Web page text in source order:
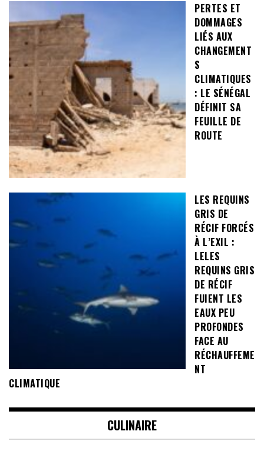
PERTES ET
DOMMAGES
LIÉS AUX
CHANGEMENT
S
CLIMATIQUES
: LE SÉNÉGAL
DÉFINIT SA
FEUILLE DE
ROUTE
LES REQUINS
GRIS DE
RÉCIF FORCÉS
À L’EXIL :
LELES
REQUINS GRIS
DE RÉCIF
FUIENT LES
EAUX PEU
PROFONDES
FACE AU
RÉCHAUFFEME
NT
CLIMATIQUE
CULINAIRE